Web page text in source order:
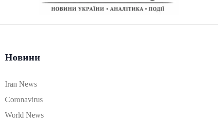
Новини
Iran News
Coronavirus
World News